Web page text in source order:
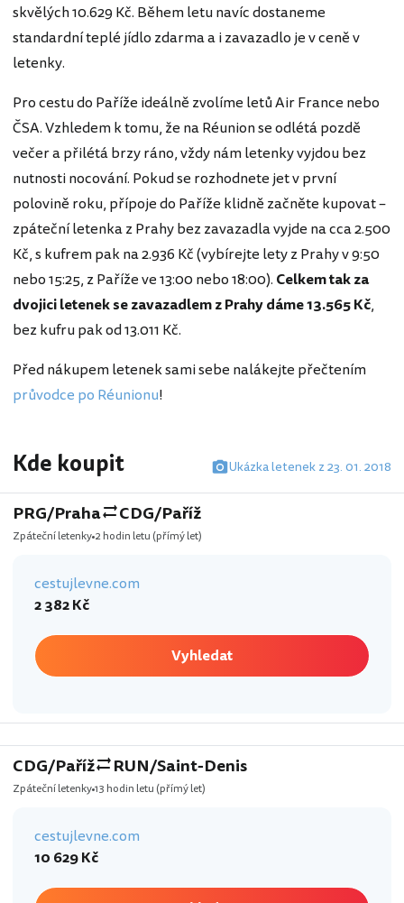
skvělých 10.629 Kč. Během letu navíc dostaneme
standardní teplé jídlo zdarma a i zavazadlo je v ceně v
letenky.
Pro cestu do Paříže ideálně zvolíme letů Air France nebo
ČSA. Vzhledem k tomu, že na Réunion se odlétá pozdě
večer a přilétá brzy ráno, vždy nám letenky vyjdou bez
nutnosti nocování. Pokud se rozhodnete jet v první
polovině roku, přípoje do Paříže klidně začněte kupovat –
zpáteční letenka z Prahy bez zavazadla vyjde na cca 2.500
Kč, s kufrem pak na 2.936 Kč (vybírejte lety z Prahy v 9:50
nebo 15:25, z Paříže ve 13:00 nebo 18:00). Celkem tak za
dvojici letenek se zavazadlem z Prahy dáme 13.565 Kč,
bez kufru pak od 13.011 Kč.
Před nákupem letenek sami sebe nalákejte přečtením
průvodce po Réunionu!
Kde koupit Ukázka letenek z 23. 01. 2018
PRG/Praha CDG/Paříž
Zpáteční letenky 2 hodin letu (přímý let)
cestujlevne.com
2 382 Kč
Vyhledat
CDG/Paříž RUN/Saint-Denis
Zpáteční letenky13 hodin letu (přímý let)
cestujlevne.com
10 629 Kč